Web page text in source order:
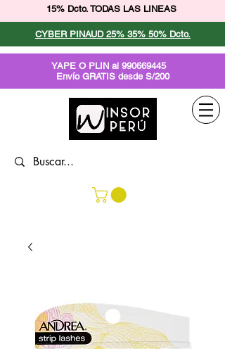
15% Dcto. TODAS LAS LINEAS
CYBER PINAUD 25% 35% 50% Dcto.
YAPE O PLIN al 990669445
Envío GRATIS desde S/200